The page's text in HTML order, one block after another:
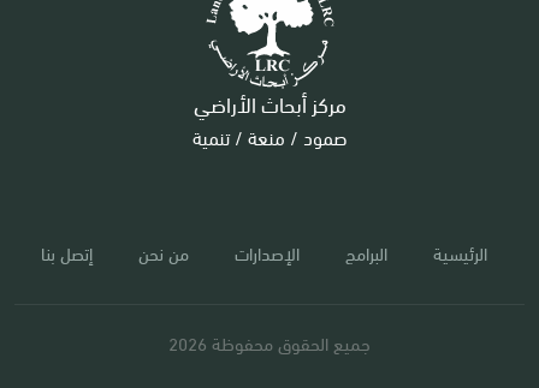
مركز أبحاث الأراضي
صمود / منعة / تنمية
الرئيسية البرامج الإصدارات من نحن إتصل بنا
جميع الحقوق محفوظة 2026